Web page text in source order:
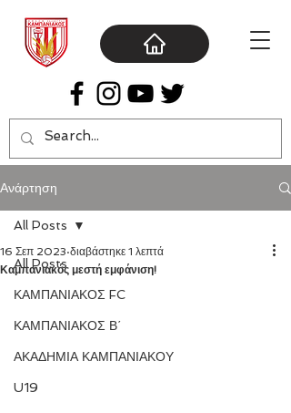
Ανάρτηση
All Posts
ΚΑΜΠΑΝΙΑΚΟΣ FC
ΚΑΜΠΑΝΙΑΚΟΣ Β΄
ΑΚΑΔΗΜΙΑ ΚΑΜΠΑΝΙΑΚΟΥ
U19
All Posts
Καμπανιακός μεστή εμφάνιση!
16 Σεπ 2023 διαβάστηκε 1 λεπτά